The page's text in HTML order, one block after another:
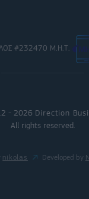
#232470 Μ.Η.Τ.
- 2026 Direction
All rights reserved.
nikolas Developed by